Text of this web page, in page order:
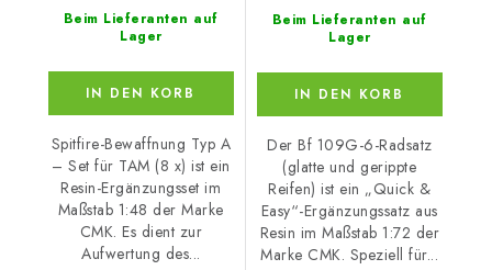
Beim Lieferanten auf
Lager
IN DEN KORB
Spitfire-Bewaffnung Typ A
– Set für TAM (8 x) ist ein
Resin-Ergänzungsset im
Maßstab 1:48 der Marke
CMK. Es dient zur
Aufwertung des...
Beim Lieferanten auf
Lager
IN DEN KORB
Der Bf 109G-6-Radsatz
(glatte und gerippte
Reifen) ist ein „Quick &
Easy“-Ergänzungssatz aus
Resin im Maßstab 1:72 der
Marke CMK. Speziell für...